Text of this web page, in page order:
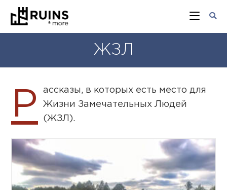
ЖЗЛ
Р
ассказы, в которых есть место для
Жизни Замечательных Людей
(ЖЗЛ).